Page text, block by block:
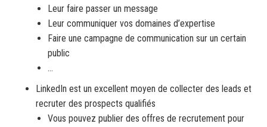
Leur faire passer un message
Leur communiquer vos domaines d’expertise
Faire une campagne de communication sur un certain
public
…
LinkedIn est un excellent moyen de collecter des leads et
recruter des prospects qualifiés
Vous pouvez publier des offres de recrutement pour